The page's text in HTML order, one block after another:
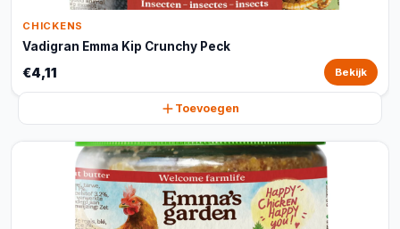
CHICKENS
Vadigran Emma Kip Crunchy Peck
€4,11 Bekijk
Toevoegen